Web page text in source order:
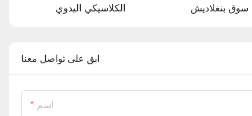
الكلاسيكي اليدوي
سوق بنغلاديش
ابق على تواصل معنا
اسم